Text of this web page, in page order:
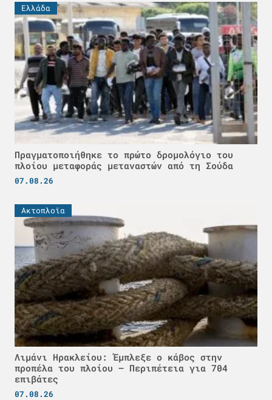
Ελλάδα
Πραγματοποιήθηκε το πρώτο δρομολόγιο του
πλοίου μεταφοράς μεταναστών από τη Σούδα
07.08.26
Ακτοπλοϊα
Λιμάνι Ηρακλείου: Έμπλεξε ο κάβος στην
προπέλα του πλοίου – Περιπέτεια για 704
επιβάτες
07.08.26